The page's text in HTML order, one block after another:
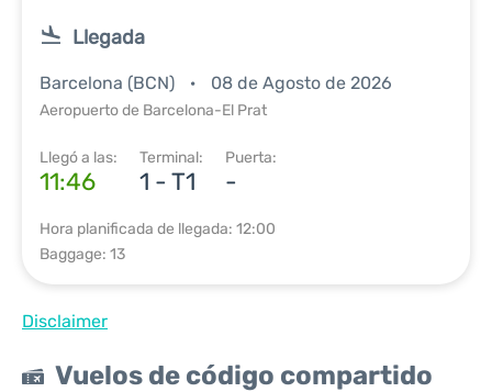
Llegada
Barcelona (BCN) 08 de Agosto de 2026
Aeropuerto de Barcelona-El Prat
Llegó a las:
11:46
Terminal:
1 - T1
Puerta:
-
Hora planificada de llegada: 12:00
Baggage: 13
Disclaimer
Vuelos de código compartido